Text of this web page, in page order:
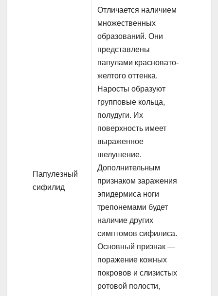
Папулезный
сифилид
Отличается наличием
множественных
образований. Они
представлены
папулами красновато-
желтого оттенка.
Наросты образуют
групповые кольца,
полудуги. Их
поверхность имеет
выраженное
шелушение.
Дополнительным
признаком заражения
эпидермиса ноги
трепонемами будет
наличие других
симптомов сифилиса.
Основный признак —
поражение кожных
покровов и слизистых
ротовой полости,